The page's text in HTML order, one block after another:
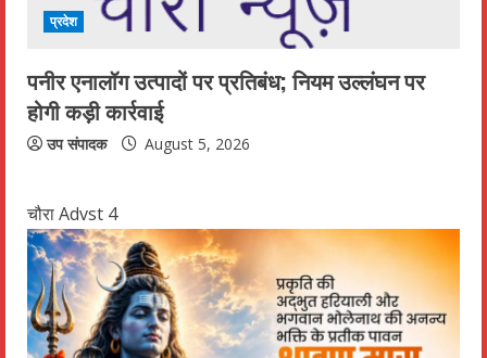
प्रदेश
पनीर एनालॉग उत्पादों पर प्रतिबंध; नियम उल्लंघन पर
होगी कड़ी कार्रवाई
उप संपादक August 5, 2026
चौरा Advst 4